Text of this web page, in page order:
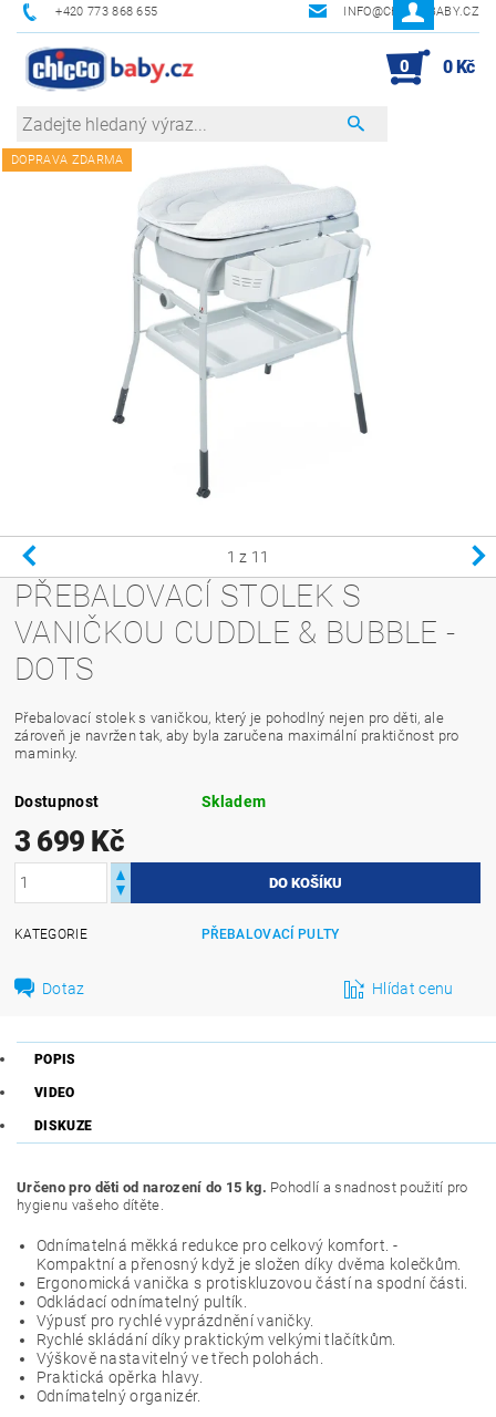
+420 773 868 655 INFO@CHICCOBABY.CZ
0 0 Kč
DOPRAVA ZDARMA
1 z 11
PŘEBALOVACÍ STOLEK S
VANIČKOU CUDDLE & BUBBLE -
DOTS
Přebalovací stolek s vaničkou, který je pohodlný nejen pro děti, ale
zároveň je navržen tak, aby byla zaručena maximální praktičnost pro
maminky.
Dostupnost Skladem
3 699 Kč
KATEGORIE PŘEBALOVACÍ PULTY
Dotaz Hlídat cenu
POPIS
VIDEO
DISKUZE
Určeno pro děti od narození do 15 kg. Pohodlí a snadnost použití pro
hygienu vašeho dítěte.
Odnímatelná měkká redukce pro celkový komfort. -
Kompaktní a přenosný když je složen díky dvěma kolečkům.
Ergonomická vanička s protiskluzovou částí na spodní části.
Odkládací odnímatelný pultík.
Výpusť pro rychlé vyprázdnění vaničky.
Rychlé skládání díky praktickým velkými tlačítkům.
Výškově nastavitelný ve třech polohách.
Praktická opěrka hlavy.
Odnímatelný organizér.